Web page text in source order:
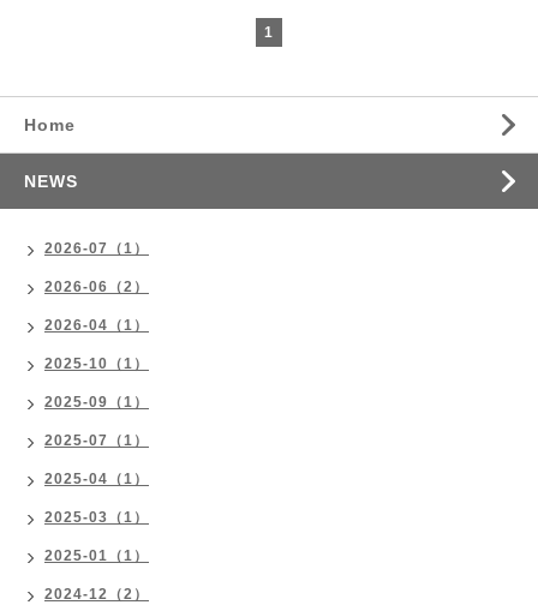
1
Home
NEWS
2026-07（1）
2026-06（2）
2026-04（1）
2025-10（1）
2025-09（1）
2025-07（1）
2025-04（1）
2025-03（1）
2025-01（1）
2024-12（2）